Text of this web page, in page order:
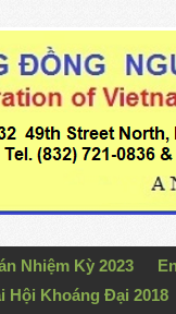
Nhiệm Kỳ 2023
Hội Khoáng Đại 2018